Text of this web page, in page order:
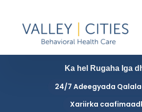
Ka hel Rugaha Iga
24/7 Adeegyada
Xariirka